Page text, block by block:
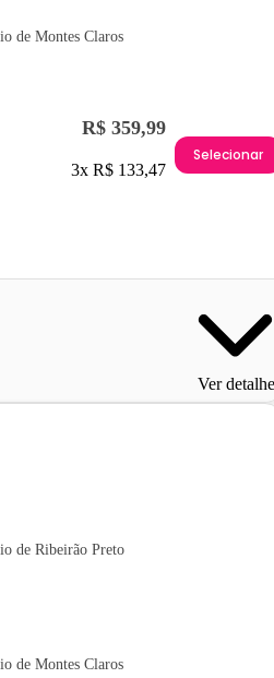
de Montes Claros
R$ 359,99
3x R$ 133,47
Selecionar
Ver
de Ribeirão Preto
de Montes Claros